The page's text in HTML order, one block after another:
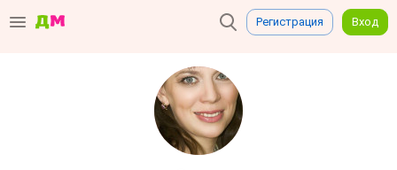
Регистрация Вход